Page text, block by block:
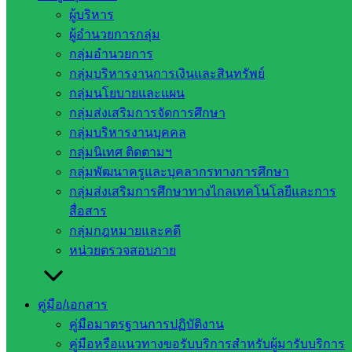
ผู้บริหาร
ผู้อำนวยการกลุ่ม
กลุ่มอำนวยการ
กลุ่มบริหารงานการเงินและสินทรัพย์
กลุ่มนโยบายและแผน
กลุ่มส่งเสริมการจัดการศึกษา
กลุ่มบริหารงานบุคคล
กลุ่มนิเทศ ติดตามฯ
กลุ่มพัฒนาครูและบุคลากรทางการศึกษา
กลุ่มส่งเสริมการศึกษาทางไกลเทคโนโลยีและการ
สื่อสาร
กลุ่มกฎหมายและคดี
หน่วยตรวจสอบภาย
คู่มือ/เอกสาร
คู่มือมาตรฐานการปฏิบัติงาน
คู่มือหรือแนวทางขอรับบริการสำหรับผู้มารับบริการ
สมเด็จพระมงกุฎเกล้าเจ้าอยู่หัว ผู้ทรงก่อตั้งกิจการลูกเสือไทยให้
พัฒนารุ่งเรือง ทางราชการจึงกำหนดให้ทุกวันที่ 1 กรกฎาคม
ของทุกปีเป็น “วันคล้ายวันสถาปนาคณะลูกเสือแห่งชาติ” หรือ
“วันลูกเสือ”
ภาพ/ข่าว : ทัศน์พล สาคเรศ
ผู้อำนวยการผลิต : นายเพิ่มศักดิ์ เหมพรหม ผู้อำนวยการ
Post Views: 409